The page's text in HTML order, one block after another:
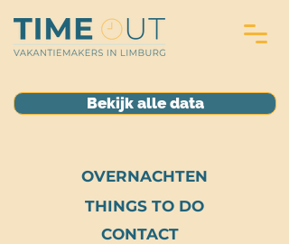
Bekijk alle data
OVERNACHTEN
THINGS TO DO
CONTACT